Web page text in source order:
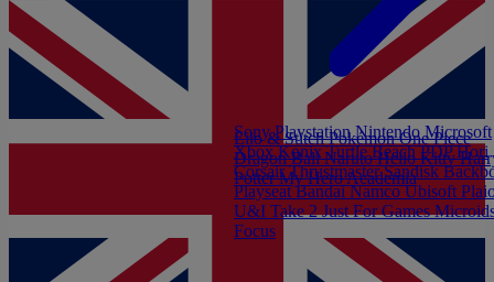
Sony PlaystationNintendoMicrosoft
XboxKonixTurtle BeachPDPHori
CorsairThrustmasterSandisk
PlayseatBandai NamcoUbisoft
U&I Take 2Just For Games
Focus
Lilo & StitchPokémonOne Piece
Dragon BallNarutoHello Kitty
PotterMy Hero Academia